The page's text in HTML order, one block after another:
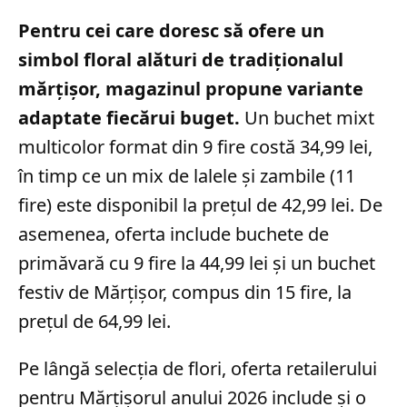
Pentru cei care doresc să ofere un
simbol floral alături de tradiționalul
mărțișor, magazinul propune variante
adaptate fiecărui buget. Un buchet mixt
multicolor format din 9 fire costă 34,99 lei,
în timp ce un mix de lalele și zambile (11
fire) este disponibil la prețul de 42,99 lei. De
asemenea, oferta include buchete de
primăvară cu 9 fire la 44,99 lei și un buchet
festiv de Mărțișor, compus din 15 fire, la
prețul de 64,99 lei.
Pe lângă selecția de flori, oferta retailerului
pentru Mărțișorul anului 2026 include și o